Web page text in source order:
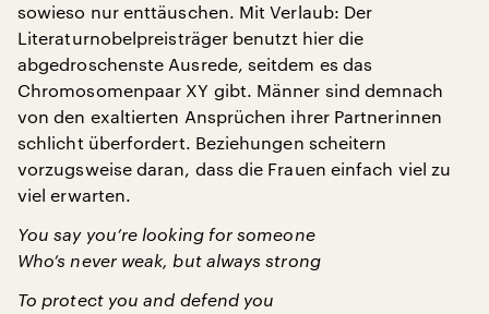
sowieso nur enttäuschen. Mit Verlaub: Der
Literaturnobelpreisträger benutzt hier die
abgedroschenste Ausrede, seitdem es das
Chromosomenpaar XY gibt. Männer sind demnach
von den exaltierten Ansprüchen ihrer Partnerinnen
schlicht überfordert. Beziehungen scheitern
vorzugsweise daran, dass die Frauen einfach viel zu
viel erwarten.
You say you’re looking for someone
Who’s never weak, but always strong
To protect you and defend you